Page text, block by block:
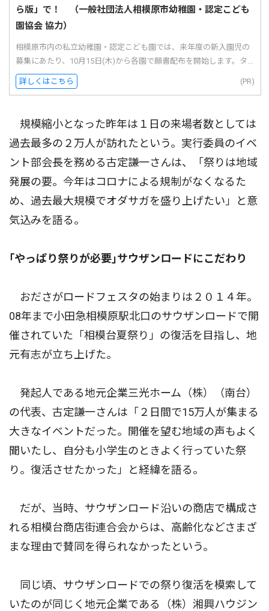
ら版」で！ （一般社団法人相模原市幼稚園・認定こども
園協会 協力）
相模原市内の私立幼稚園・認定こども園では、来年度の新入園児の
募集にあたり、10月15日(木)から各園で願書配布を開始します。タ...
詳しくはこちら (PR)
規模縮小となった昨年は１日の来場者数としては
過去最多の２万人が訪れたという。実行委員のイベ
ント部会長を務める古定謙一さんは、「祭りは地域
発展の要。今年はコロナによる規制がなくなるた
め、過去最大規模でオダサガを盛り上げたい」と意
気込みを語る。
｢やっぱり祭りが必要｣サウザンロードにこだわり
おださがロードフェスタの始まりは２０１４年。
08年まで小田急相模原駅北口のサウザンロードで開
催されていた「相模台夏祭り」の復活を目指し、地
元有志が立ち上げた。
発起人である地元企業三光ホーム（株）（南台）
の代表、古定謙一さんは「２日間で15万人が集まる
大きなイベントだった。開催を望む地域の声もよく
聞いたし、自分も小学生のときよく行っていた祭
り。復活させたかった」と経緯を語る。
だが、当時、サウザンロード沿いの商店で構成さ
れる相模台商店街連合会からは、高齢化などさまざ
まな理由で賛同を得られなかったという。
同じ頃、サウザンロードでの祭り復活を模索して
いたのが同じく地元企業である（株）湘興ハウジン